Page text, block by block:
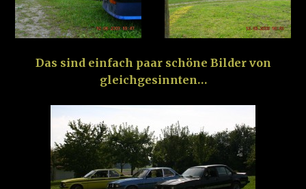
Das sind einfach paar schöne Bilder von
gleichgesinnten…